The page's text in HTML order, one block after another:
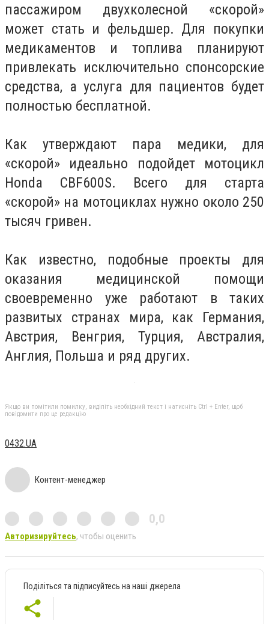
пассажиром двухколесной «скорой»
может стать и фельдшер. Для покупки
медикаментов и топлива планируют
привлекать исключительно спонсорские
средства, а услуга для пациентов будет
полностью бесплатной.
Как утверждают пара медики, для
«скорой» идеально подойдет мотоцикл
Honda CBF600S. Всего для старта
«скорой» на мотоциклах нужно около 250
тысяч гривен.
Как известно, подобные проекты для
оказания медицинской помощи
своевременно уже работают в таких
развитых странах мира, как Германия,
Австрия, Венгрия, Турция, Австралия,
Англия, Польша и ряд других.
Якщо ви помітили помилку, виділіть необхідний текст і натисніть Ctrl + Enter, щоб
повідомити про це редакцію
0432.UA
Контент-менеджер
0,0
Авторизируйтесь, чтобы оценить
Поділіться та підписуйтесь на наші джерела